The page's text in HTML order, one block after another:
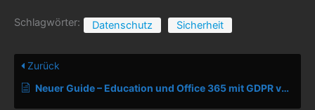
Schlagwörter: Datenschutz Sicherheit
Zurück
Neuer Guide – Education und Office 365 mit GDPR von Microsoft